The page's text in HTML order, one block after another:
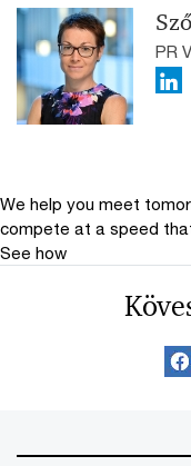
PR
We help you meet
compete at a speed
See how